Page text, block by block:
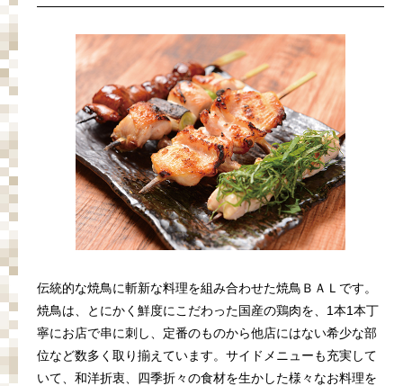
伝統的な焼鳥に斬新な料理を組み合わせた焼鳥ＢＡＬです。
焼鳥は、とにかく鮮度にこだわった国産の鶏肉を、 1本1本丁
寧にお店で串に刺し、定番のものから他店にはない希少な部
位など数多く取り揃えています。サイドメニューも充実して
いて、和洋折衷、四季折々の食材を生かした様々なお料理を